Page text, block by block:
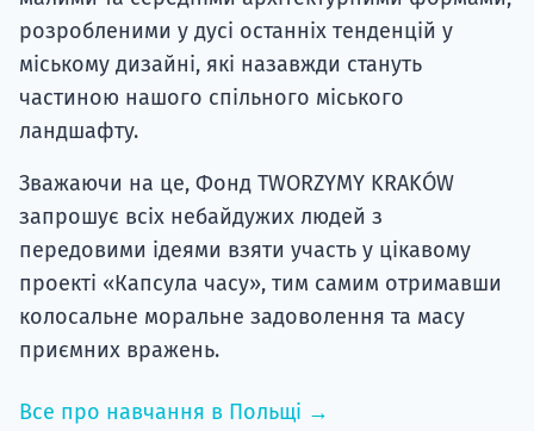
розробленими у дусі останніх тенденцій у
міському дизайні, які назавжди стануть
частиною нашого спільного міського
ландшафту.
Зважаючи на це, Фонд TWORZYMY KRAKÓW
запрошує всіх небайдужих людей з
передовими ідеями взяти участь у цікавому
проекті «Капсула часу», тим самим отримавши
колосальне моральне задоволення та масу
приємних вражень.
Все про навчання в Польщі →